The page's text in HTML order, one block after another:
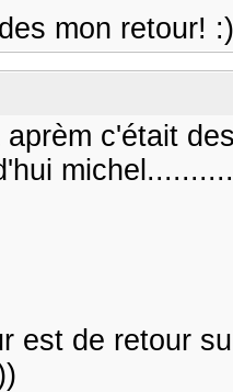
mon retour!
c'était
est de retour